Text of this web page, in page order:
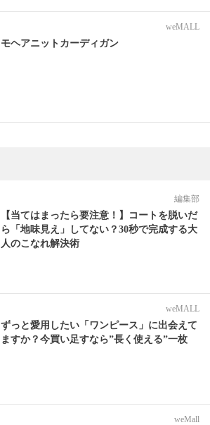
weMALL
モヘアニットカーディガン
編集部
【当てはまったら要注意！】コートを脱いだ
ら「地味見え」してない？30秒で完成する大
人のこなれ解決術
weMALL
ずっと愛用したい「ワンピース」に出会えて
ますか？今買い足すなら”長く使える”一枚
weMall